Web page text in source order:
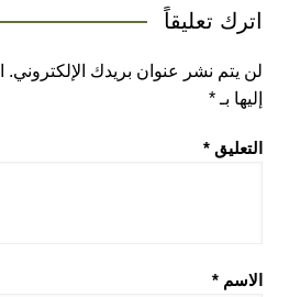
اترك تعليقاً
لن يتم نشر عنوان بريدك الإلكتروني.
إليها بـ *
التعليق *
الاسم *